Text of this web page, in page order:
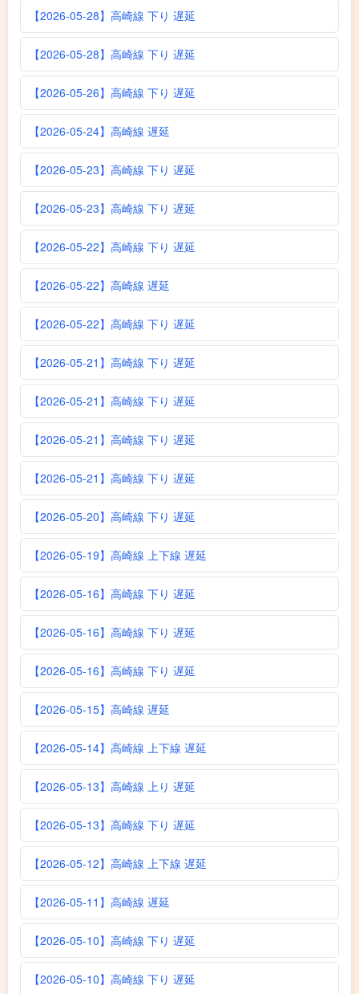
【2026-05-28】高崎線 下り 遅延
【2026-05-28】高崎線 下り 遅延
【2026-05-26】高崎線 下り 遅延
【2026-05-24】高崎線 遅延
【2026-05-23】高崎線 下り 遅延
【2026-05-23】高崎線 下り 遅延
【2026-05-22】高崎線 下り 遅延
【2026-05-22】高崎線 遅延
【2026-05-22】高崎線 下り 遅延
【2026-05-21】高崎線 下り 遅延
【2026-05-21】高崎線 下り 遅延
【2026-05-21】高崎線 下り 遅延
【2026-05-21】高崎線 下り 遅延
【2026-05-20】高崎線 下り 遅延
【2026-05-19】高崎線 上下線 遅延
【2026-05-16】高崎線 下り 遅延
【2026-05-16】高崎線 下り 遅延
【2026-05-16】高崎線 下り 遅延
【2026-05-15】高崎線 遅延
【2026-05-14】高崎線 上下線 遅延
【2026-05-13】高崎線 上り 遅延
【2026-05-13】高崎線 下り 遅延
【2026-05-12】高崎線 上下線 遅延
【2026-05-11】高崎線 遅延
【2026-05-10】高崎線 下り 遅延
【2026-05-10】高崎線 下り 遅延